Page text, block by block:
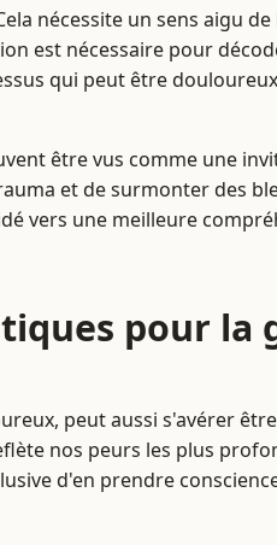
nécessite un sens aigu
est nécessaire pour
qui peut être
être vus comme une
et de surmonter des
vers une meilleure
pour la
peut aussi s'avérer
nos peurs les plus
d'en prendre